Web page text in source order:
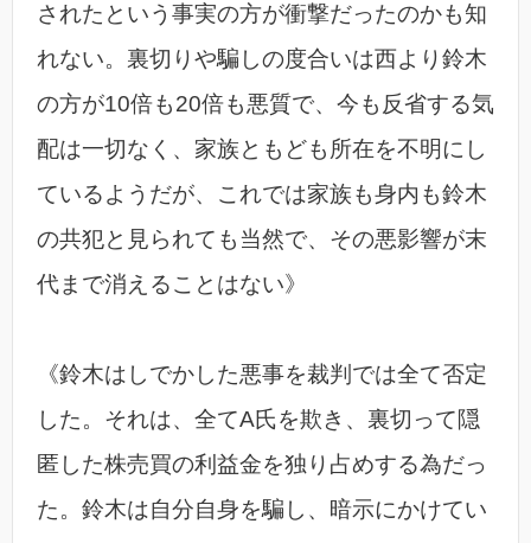
されたという事実の方が衝撃だったのかも知
れない。裏切りや騙しの度合いは西より鈴木
の方が10倍も20倍も悪質で、今も反省する気
配は一切なく、家族ともども所在を不明にし
ているようだが、これでは家族も身内も鈴木
の共犯と見られても当然で、その悪影響が末
代まで消えることはない》
《鈴木はしでかした悪事を裁判では全て否定
した。それは、全てA氏を欺き、裏切って隠
匿した株売買の利益金を独り占めする為だっ
た。鈴木は自分自身を騙し、暗示にかけてい